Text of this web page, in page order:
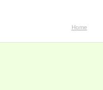
Home